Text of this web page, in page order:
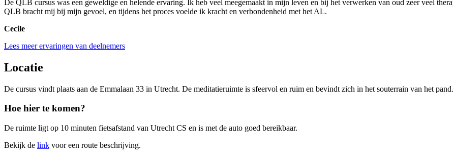
De QLB cursus was een geweldige en helende ervaring. Ik heb veel meegemaakt in mijn leven en bij het verwerken van oud zeer veel
QLB bracht mij bij mijn gevoel, en tijdens het proces voelde ik kracht en verbondenheid met het AL.
Cecile
Lees meer ervaringen van deelnemers
Locatie
De cursus vindt plaats aan de Emmalaan 33 in Utrecht. De meditatieruimte is sfeervol en ruim en bevindt zich in het souterrain van het pand.
Hoe hier te komen?
De ruimte ligt op 10 minuten fietsafstand van Utrecht CS en is met de auto goed bereikbaar.
Bekijk de link voor een route beschrijving.